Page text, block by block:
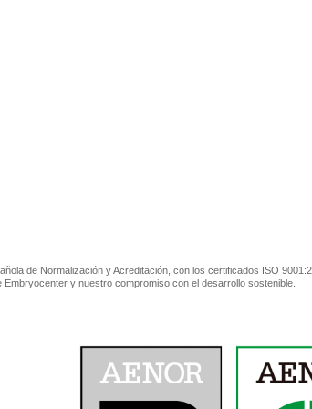
de Normalización y Acreditación, con los certificados ISO
y nuestro compromiso con el desarrollo sostenible.